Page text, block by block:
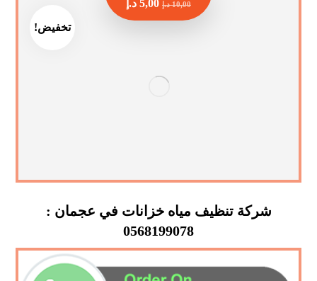
تخفيض!
شركة تنظيف مياه خزانات في عجمان :
0568199078
10,00 د.إ 5,00 د.إ